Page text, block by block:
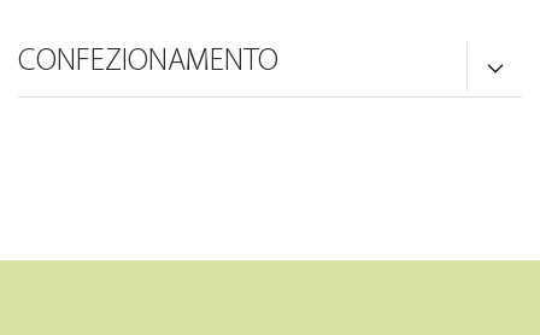
CONFEZIONAMENTO